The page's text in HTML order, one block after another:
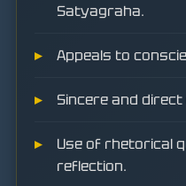
Satyagraha.
Appeals to
Sincere and
Use of rhetorical
reflection.